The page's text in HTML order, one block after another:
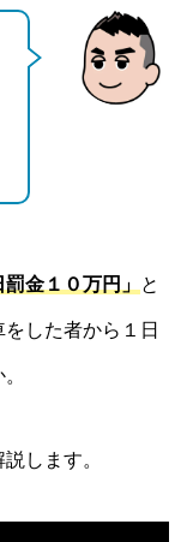
金１０万円」 と
した者から１日
します。